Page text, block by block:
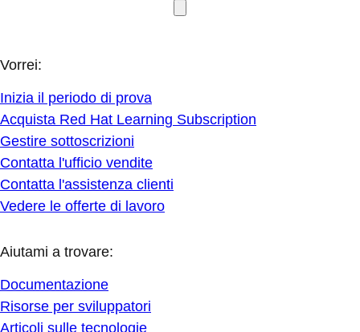
Vorrei:
Inizia il periodo di prova
Acquista Red Hat Learning Subscription
Gestire sottoscrizioni
Contatta l'ufficio vendite
Contatta l'assistenza clienti
Vedere le offerte di lavoro
Aiutami a trovare:
Documentazione
Risorse per sviluppatori
Articoli sulle tecnologie